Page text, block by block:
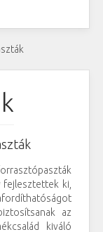
fejlesztettek ki,
az
kiváló